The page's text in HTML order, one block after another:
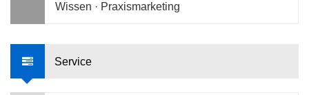
Wissen · Praxismarketing
Service